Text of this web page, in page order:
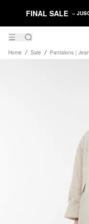
FINAL SALE –
Home Sale Pantalons |